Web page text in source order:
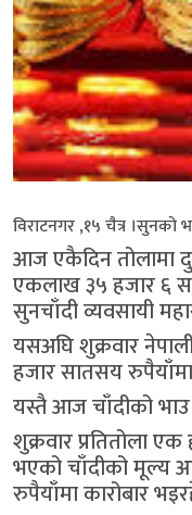
विराटनगर ,१५ चैत्र
आज एकैदिन तोलामा
एकलाख ३५ हजार ६
सुनचाँदी व्यवसायी
यसअघि शुक्रवार
हजार सातसय रुपैयाँमा
यस्तै आज चाँदीको
शुक्रवार प्रतितोला
भएको चाँदीको मूल्य
रुपैयाँमा कारोबार